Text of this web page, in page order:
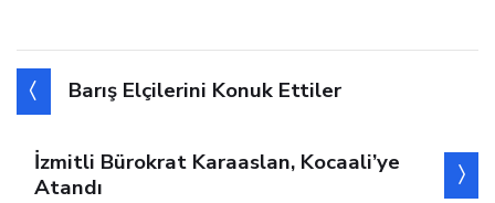
Barış Elçilerini Konuk Ettiler
İzmitli Bürokrat Karaaslan, Kocaali’ye
Atandı